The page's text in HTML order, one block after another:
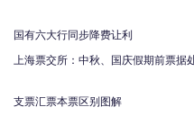
国有六大行同步降费让利
支票汇票本票区别图解